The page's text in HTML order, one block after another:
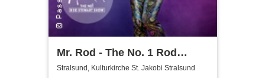
Mr. Rod - The No. 1 Rod
Stewart Show
Stralsund, Kulturkirche St. Jakobi Stralsund